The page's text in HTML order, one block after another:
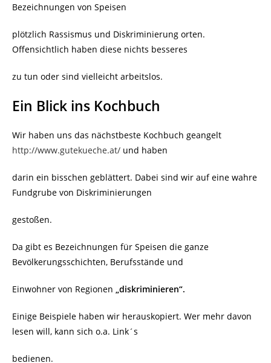
Bezeichnungen von Speisen
plötzlich Rassismus und Diskriminierung orten.
Offensichtlich haben diese nichts besseres
zu tun oder sind vielleicht arbeitslos.
Ein Blick ins Kochbuch
Wir haben uns das nächstbeste Kochbuch geangelt
http://www.gutekueche.at/ und haben
darin ein bisschen geblättert. Dabei sind wir auf eine wahre
Fundgrube von Diskriminierungen
gestoßen.
Da gibt es Bezeichnungen für Speisen die ganze
Bevölkerungsschichten, Berufsstände und
Einwohner von Regionen „diskriminieren“.
Einige Beispiele haben wir herauskopiert. Wer mehr davon
lesen will, kann sich o.a. Link´s
bedienen.